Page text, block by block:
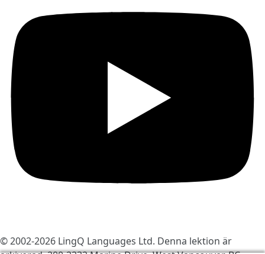
© 2002-2026 LingQ Languages Ltd. Denna lektion är